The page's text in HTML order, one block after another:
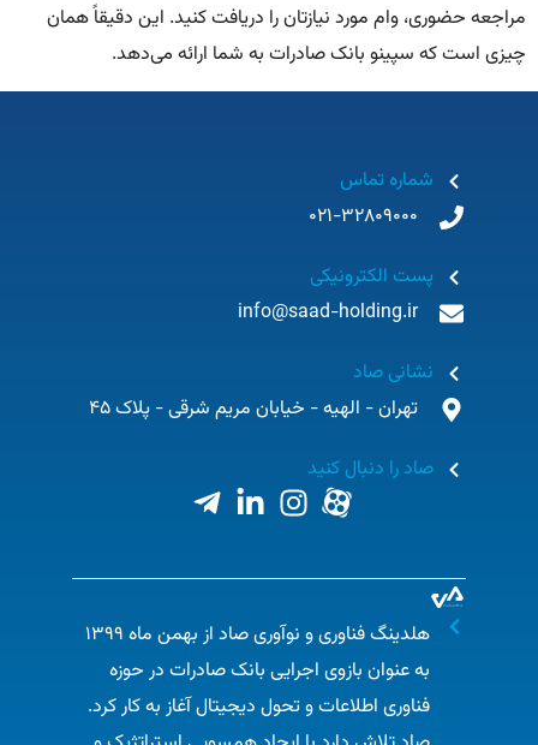
مراجعه حضوری، وام مورد نیازتان را دریافت کنید. این دقیقاً همان
چیزی است که سپینو بانک صادرات به شما ارائه می‌دهد.
شماره تماس
021-32809000
پست الکترونیکی
info@saad-holding.ir
نشانی صاد
تهران - الهیه - خیابان مریم شرقی - پلاک 45
صاد را دنبال کنید
هلدینگ فناوری و نوآوری صاد از بهمن ماه ۱۳۹۹
به عنوان بازوی اجرایی بانک صادرات در حوزه
فناوری اطلاعات و تحول دیجیتال آغاز به کار کرد.